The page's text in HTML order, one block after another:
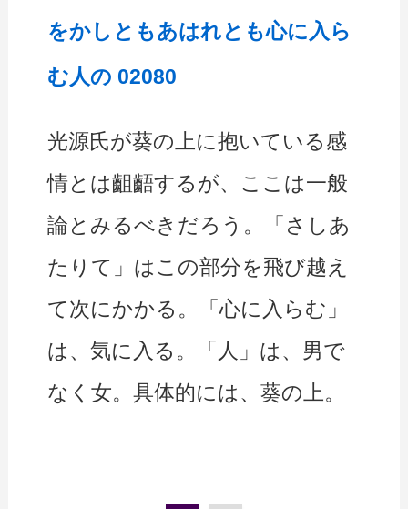
をかしともあはれとも心に入ら
む人の 02080
光源氏が葵の上に抱いている感
情とは齟齬するが、ここは一般
論とみるべきだろう。「さしあ
たりて」はこの部分を飛び越え
て次にかかる。「心に入らむ」
は、気に入る。「人」は、男で
なく女。具体的には、葵の上。